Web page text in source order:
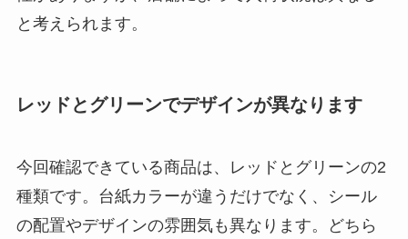
と考えられます。
レッドとグリーンでデザインが異なります
今回確認できている商品は、レッドとグリーンの2
種類です。台紙カラーが違うだけでなく、シール
の配置やデザインの雰囲気も異なります。どちら